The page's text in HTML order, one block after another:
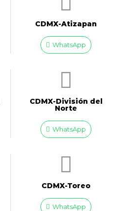
CDMX-Atizapan
WhatsApp
CDMX-División del
Norte
WhatsApp
CDMX-Toreo
WhatsApp